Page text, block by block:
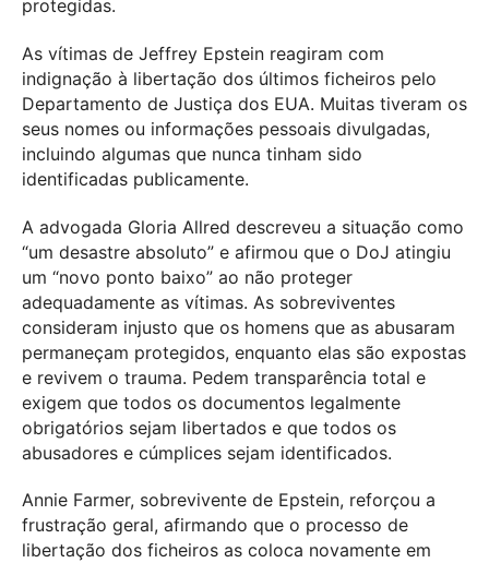
protegidas.
As vítimas de Jeffrey Epstein reagiram com
indignação à libertação dos últimos ficheiros pelo
Departamento de Justiça dos EUA. Muitas tiveram os
seus nomes ou informações pessoais divulgadas,
incluindo algumas que nunca tinham sido
identificadas publicamente.
A advogada Gloria Allred descreveu a situação como
“um desastre absoluto” e afirmou que o DoJ atingiu
um “novo ponto baixo” ao não proteger
adequadamente as vítimas. As sobreviventes
consideram injusto que os homens que as abusaram
permaneçam protegidos, enquanto elas são expostas
e revivem o trauma. Pedem transparência total e
exigem que todos os documentos legalmente
obrigatórios sejam libertados e que todos os
abusadores e cúmplices sejam identificados.
Annie Farmer, sobrevivente de Epstein, reforçou a
frustração geral, afirmando que o processo de
libertação dos ficheiros as coloca novamente em